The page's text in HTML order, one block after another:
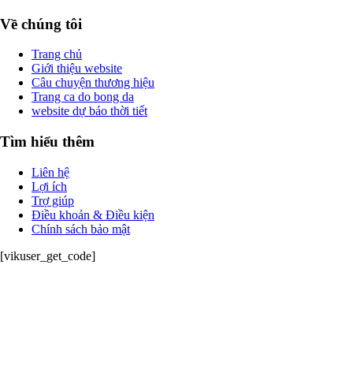
Về chúng tôi
Trang chủ
Giới thiệu website
Câu chuyện thương hiệu
Trang ca do bong da
website dự báo thời tiết
Tìm hiểu thêm
Liên hệ
Lợi ích
Trợ giúp
Điều khoản & Điều kiện
Chính sách bảo mật
[vikuser_get_code]